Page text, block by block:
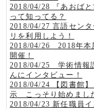
2018/04/28 『あおばと
って知ってる？
2018/04/27 言語センタ
リを利用しよう！
2018/04/26 2018年本
開催！
2018/04/25 学術情報
んにインタビュー！
2018/04/24 【図書館】
示 こっそり始めまし
2018/04/23 新任職員イ